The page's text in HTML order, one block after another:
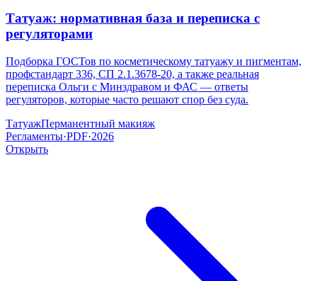
Татуаж: нормативная база и переписка с
регуляторами
Подборка ГОСТов по косметическому татуажу и пигментам,
профстандарт 336, СП 2.1.3678-20, а также реальная
переписка Ольги с Минздравом и ФАС — ответы
регуляторов, которые часто решают спор без суда.
ТатуажПерманентный макияж
Регламенты·PDF·2026
Открыть